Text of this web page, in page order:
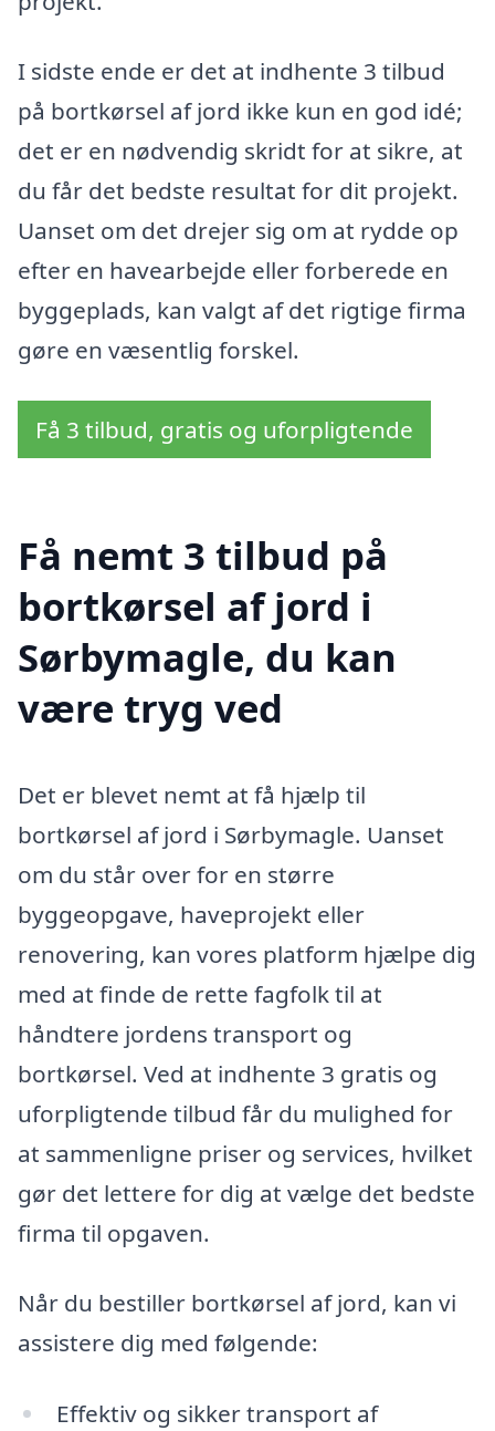
I sidste ende er det at indhente 3 tilbud
på bortkørsel af jord ikke kun en god idé;
det er en nødvendig skridt for at sikre, at
du får det bedste resultat for dit projekt.
Uanset om det drejer sig om at rydde op
efter en havearbejde eller forberede en
byggeplads, kan valgt af det rigtige firma
gøre en væsentlig forskel.
Få 3 tilbud, gratis og uforpligtende
Få nemt 3 tilbud på
bortkørsel af jord i
Sørbymagle, du kan
være tryg ved
Det er blevet nemt at få hjælp til
bortkørsel af jord i Sørbymagle. Uanset
om du står over for en større
byggeopgave, haveprojekt eller
renovering, kan vores platform hjælpe dig
med at finde de rette fagfolk til at
håndtere jordens transport og
bortkørsel. Ved at indhente 3 gratis og
uforpligtende tilbud får du mulighed for
at sammenligne priser og services, hvilket
gør det lettere for dig at vælge det bedste
firma til opgaven.
Når du bestiller bortkørsel af jord, kan vi
assistere dig med følgende:
Effektiv og sikker transport af